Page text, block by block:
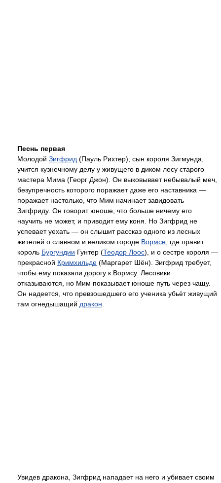
Песнь первая
Молодой Зигфрид (Пауль Рихтер), сын короля Зигмунда,
учится кузнечному делу у живущего в диком лесу старого
мастера Мима (Георг Джон). Он выковывает небывалый меч,
безупречность которого поражает даже его наставника —
поражает настолько, что Мим начинает завидовать
Зигфриду. Он говорит юноше, что больше ничему его
научить не может, и приводит ему коня. Но Зигфрид не
успевает уехать — он слышит рассказ одного из лесных
жителей о славном и великом городе Вормсе , где правит
король Бургундии Гунтер (Теодор Лоос), и о сестре короля —
прекрасной Кримхильде (Маргарет Шён). Зигфрид требует,
чтобы ему показали дорогу к Вормсу. Лесовики
отказываются, но Мим показывает юноше путь через чащу.
Он надеется, что превзошедшего его ученика убьёт живущий
там огнедышащий дракон
Увидев дракона, Зигфрид нападает на него и убивает своим